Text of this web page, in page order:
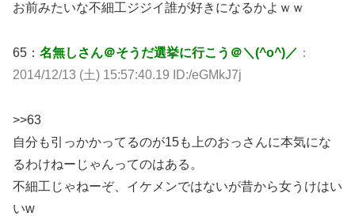
お前みたいな不細工ジジイ誰が好きになるかよｗｗ
65： 名無しさん＠そうだ選挙に行こう＠＼(^o^)／ ：
2014/12/13 (土) 15:57:40.19 ID:/eGMkJ7j
>>63
自分も引っかかってるのが15も上のおっさんに本気にな
るわけねーじゃんってのはある。
不細工じゃねーぞ、イケメンではないが昔から女うけはい
いw